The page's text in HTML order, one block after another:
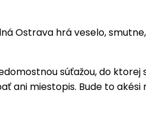
Ostrava hrá veselo,
súťažou, do
miestopis. Bude to